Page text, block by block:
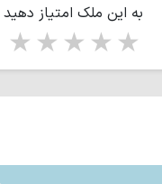
به این ملک امتیاز دهید
5 stars
4 stars
3 stars
2 stars